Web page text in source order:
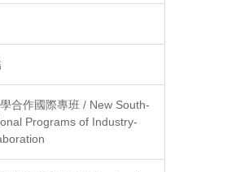
合作國際專班 / New South-
Programs of Industry-